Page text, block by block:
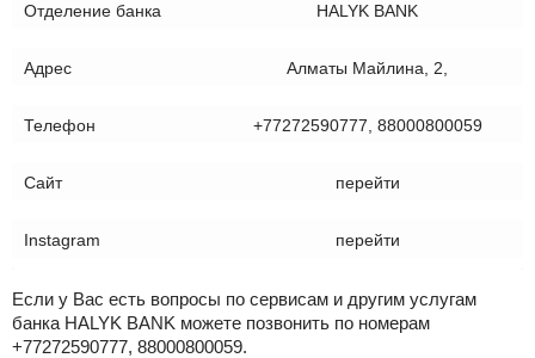
Отделение банка HALYK BANK
Адрес Алматы Майлина, 2,
Телефон +77272590777, 88000800059
Сайт перейти
Instagram перейти
Если у Вас есть вопросы по сервисам и другим услугам
банка HALYK BANK можете позвонить по номерам
+77272590777, 88000800059.